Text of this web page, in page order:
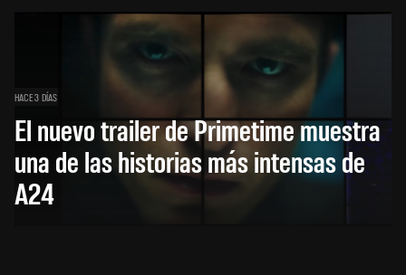
HACE 3 DÍAS
El nuevo trailer de Primetime muestra
una de las historias más intensas de
A24